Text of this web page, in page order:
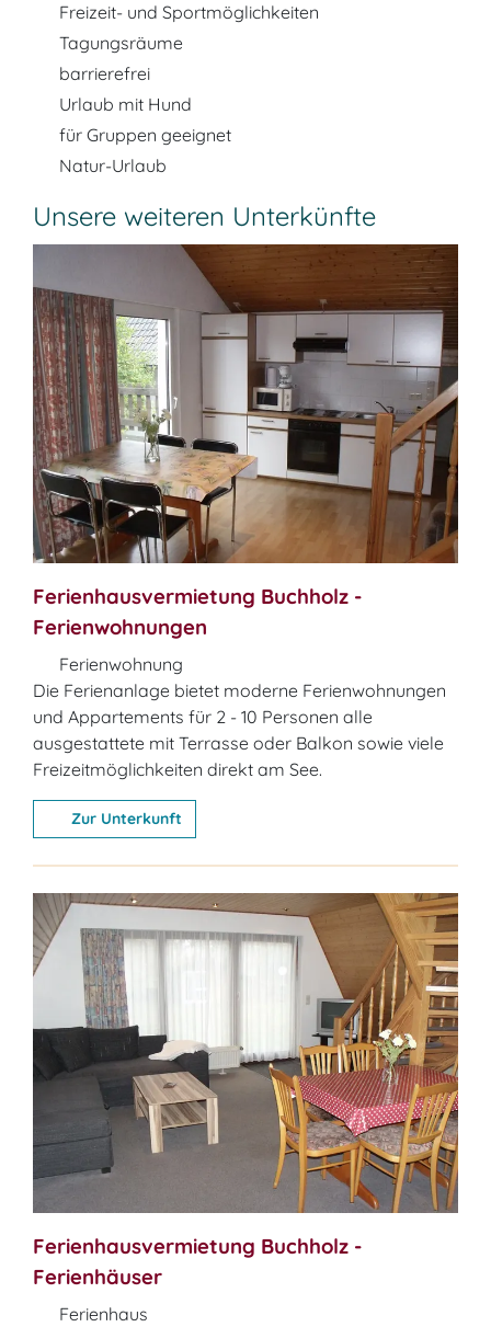
Freizeit- und Sportmöglichkeiten
Tagungsräume
barrierefrei
Urlaub mit Hund
für Gruppen geeignet
Natur-Urlaub
Unsere weiteren Unterkünfte
Ferienhausvermietung Buchholz -
Ferienwohnungen
Ferienwohnung
Die Ferienanlage bietet moderne Ferienwohnungen
und Appartements für 2 - 10 Personen alle
ausgestattete mit Terrasse oder Balkon sowie viele
Freizeitmöglichkeiten direkt am See.
Zur Unterkunft
Ferienhausvermietung Buchholz -
Ferienhäuser
Ferienhaus